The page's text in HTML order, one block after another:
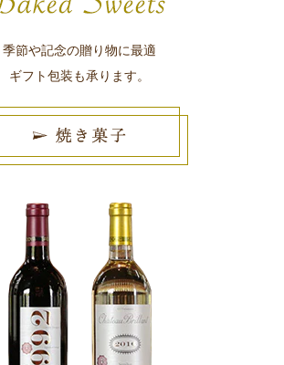
季節や記念の贈り物に最適
ギフト包装も承ります。